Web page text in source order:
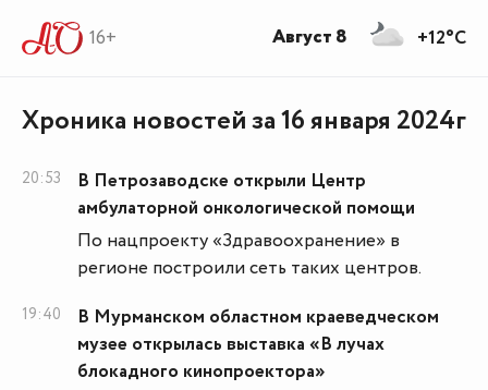
16+
Хроника новостей за 16 января 2024г
20:53
В Петрозаводске открыли Центр
амбулаторной онкологической помощи
По нацпроекту «Здравоохранение» в
регионе построили сеть таких центров.
19:40
В Мурманском областном краеведческом
музее открылась выставка «В лучах
блокадного кинопроектора»
+12°C
Август 8